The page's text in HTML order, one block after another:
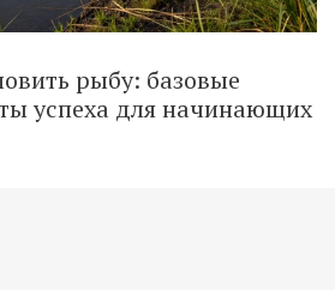
рыбу: базовые
успеха для начинающих